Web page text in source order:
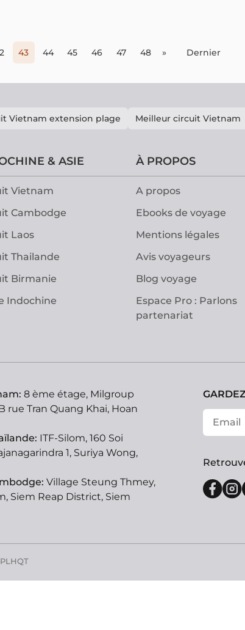
43 44 45 46 47 48 » Dernier
Vietnam extension plage Meilleur circuit Vietnam
& ASIE
Vietnam
Cambodge
Laos
Thailande
Birmanie
Indochine
À PROPOS
A propos
Ebooks de voyage
Mentions légales
Avis voyageurs
Blog voyage
Espace Pro : Parlons
partenariat
8 ème étage, Milgroup
rue Tran Quang Khai, Hoan
ITF-Silom, 160 Soi
1, Suriya Wong,
Village Steung Thmey,
Siem Reap District, Siem